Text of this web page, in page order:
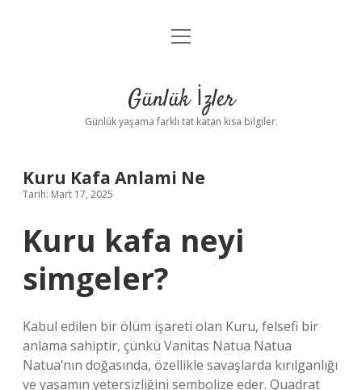
Anasayfa
Yasal Uyarı
menüyü
Günlük İzler
Günlük yaşama farklı tat katan kısa bilgiler.
Kuru Kafa Anlami Ne
Tarih: Mart 17, 2025
Kuru kafa neyi
simgeler?
Kabul edilen bir ölüm işareti olan Kuru, felsefi bir
anlama sahiptir, çünkü Vanitas Natua Natua
Natua’nın doğasında, özellikle savaşlarda kırılganlığı
ve yaşamın yetersizliğini sembolize eder. Quadrat